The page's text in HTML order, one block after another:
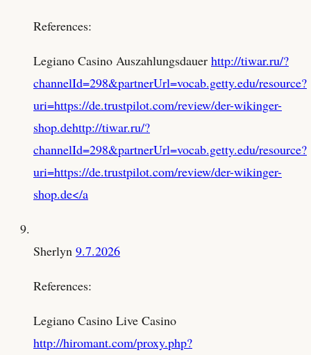
References:
Legiano Casino Auszahlungsdauer http://tiwar.ru/?
channelId=298&partnerUrl=vocab.getty.edu/resource?
uri=https://de.trustpilot.com/review/der-wikinger-
shop.dehttp://tiwar.ru/?
channelId=298&partnerUrl=vocab.getty.edu/resource?
uri=https://de.trustpilot.com/review/der-wikinger-
shop.de</a
Sherlyn 9.7.2026
References:
Legiano Casino Live Casino
http://hiromant.com/proxy.php?